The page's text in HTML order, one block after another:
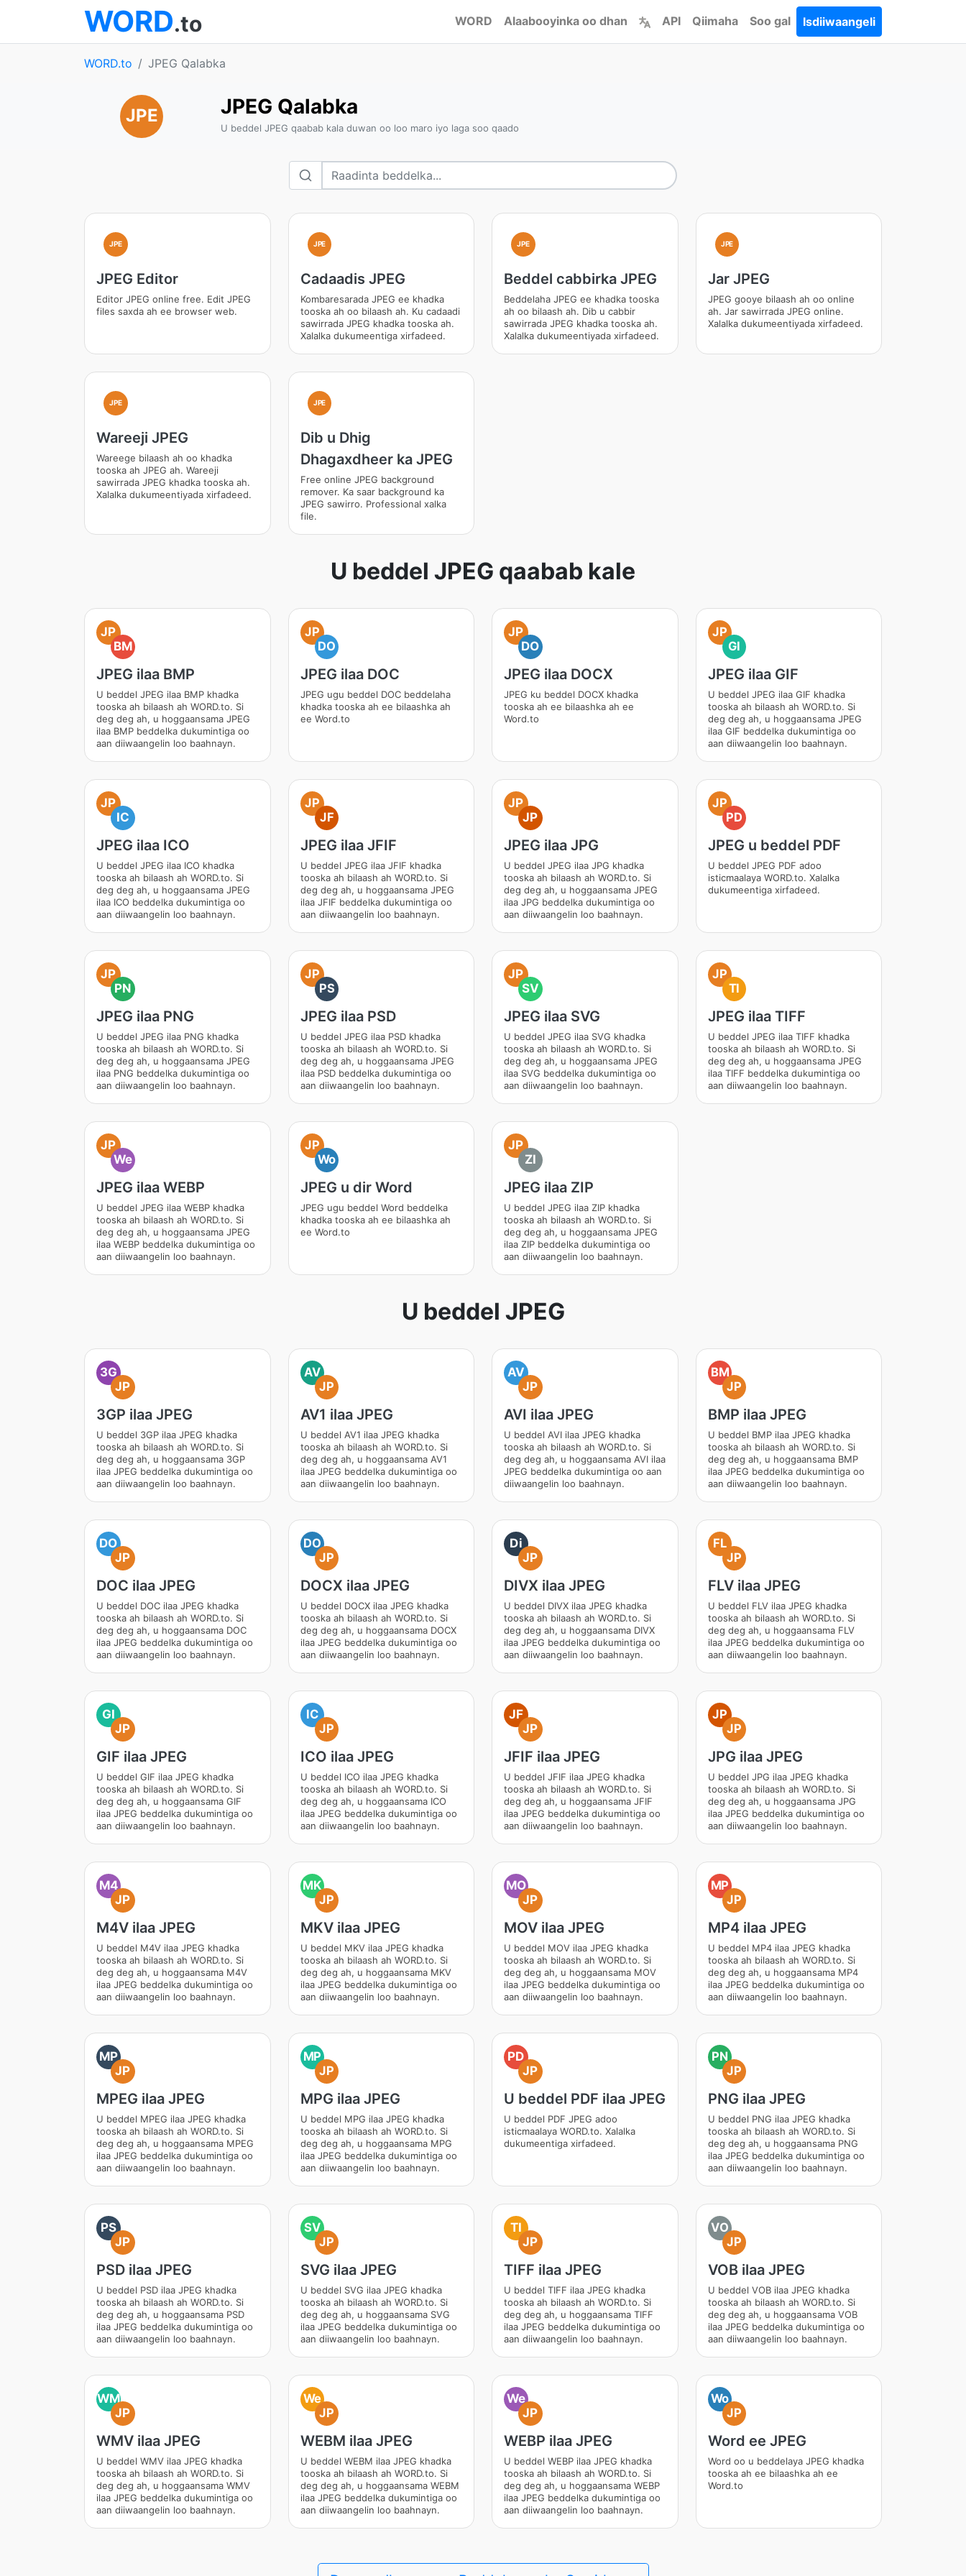
WORD.to WORD Alaabooyinka oo dhan API Qiimaha Soo gal Isdiiwaangeli
WORD.to JPEG Qalabka
JPE JPEG Qalabka
U beddel JPEG qaabab kala duwan oo loo maro iyo laga soo qaado
JPE
JPEG Editor
Editor JPEG online free. Edit JPEG
files saxda ah ee browser web.
JPE
Cadaadis JPEG
Kombaresarada JPEG ee khadka
tooska ah oo bilaash ah. Ku cadaadi
sawirrada JPEG khadka tooska ah.
Xalalka dukumeentiga xirfadeed.
JPE
Beddel cabbirka JPEG
Beddelaha JPEG ee khadka tooska
ah oo bilaash ah. Dib u cabbir
sawirrada JPEG khadka tooska ah.
Xalalka dukumeentiyada xirfadeed.
JPE
Jar JPEG
JPEG gooye bilaash ah oo online
ah. Jar sawirrada JPEG online.
Xalalka dukumeentiyada xirfadeed.
JPE
Wareeji JPEG
Wareege bilaash ah oo khadka
tooska ah JPEG ah. Wareeji
sawirrada JPEG khadka tooska ah.
Xalalka dukumeentiyada xirfadeed.
JPE
Dib u Dhig
Dhagaxdheer ka JPEG
Free online JPEG background
remover. Ka saar background ka
JPEG sawirro. Professional xalka
file.
U beddel JPEG qaabab kale
JP
BM
JPEG ilaa BMP
U beddel JPEG ilaa BMP khadka
tooska ah bilaash ah WORD.to. Si
deg deg ah, u hoggaansama JPEG
ilaa BMP beddelka dukumintiga oo
aan diiwaangelin loo baahnayn.
JP
DO
JPEG ilaa DOC
JPEG ugu beddel DOC beddelaha
khadka tooska ah ee bilaashka ah
ee Word.to
JP
DO
JPEG ilaa DOCX
JPEG ku beddel DOCX khadka
tooska ah ee bilaashka ah ee
Word.to
JP
GI
JPEG ilaa GIF
U beddel JPEG ilaa GIF khadka
tooska ah bilaash ah WORD.to. Si
deg deg ah, u hoggaansama JPEG
ilaa GIF beddelka dukumintiga oo
aan diiwaangelin loo baahnayn.
JP
IC
JPEG ilaa ICO
U beddel JPEG ilaa ICO khadka
tooska ah bilaash ah WORD.to. Si
deg deg ah, u hoggaansama JPEG
ilaa ICO beddelka dukumintiga oo
aan diiwaangelin loo baahnayn.
JP
JF
JPEG ilaa JFIF
U beddel JPEG ilaa JFIF khadka
tooska ah bilaash ah WORD.to. Si
deg deg ah, u hoggaansama JPEG
ilaa JFIF beddelka dukumintiga oo
aan diiwaangelin loo baahnayn.
JP
JP
JPEG ilaa JPG
U beddel JPEG ilaa JPG khadka
tooska ah bilaash ah WORD.to. Si
deg deg ah, u hoggaansama JPEG
ilaa JPG beddelka dukumintiga oo
aan diiwaangelin loo baahnayn.
JP
PD
JPEG u beddel PDF
U beddel JPEG PDF adoo
isticmaalaya WORD.to. Xalalka
dukumeentiga xirfadeed.
JP
PN
JPEG ilaa PNG
U beddel JPEG ilaa PNG khadka
tooska ah bilaash ah WORD.to. Si
deg deg ah, u hoggaansama JPEG
ilaa PNG beddelka dukumintiga oo
aan diiwaangelin loo baahnayn.
JP
PS
JPEG ilaa PSD
U beddel JPEG ilaa PSD khadka
tooska ah bilaash ah WORD.to. Si
deg deg ah, u hoggaansama JPEG
ilaa PSD beddelka dukumintiga oo
aan diiwaangelin loo baahnayn.
JP
SV
JPEG ilaa SVG
U beddel JPEG ilaa SVG khadka
tooska ah bilaash ah WORD.to. Si
deg deg ah, u hoggaansama JPEG
ilaa SVG beddelka dukumintiga oo
aan diiwaangelin loo baahnayn.
JP
TI
JPEG ilaa TIFF
U beddel JPEG ilaa TIFF khadka
tooska ah bilaash ah WORD.to. Si
deg deg ah, u hoggaansama JPEG
ilaa TIFF beddelka dukumintiga oo
aan diiwaangelin loo baahnayn.
JP
We
JPEG ilaa WEBP
U beddel JPEG ilaa WEBP khadka
tooska ah bilaash ah WORD.to. Si
deg deg ah, u hoggaansama JPEG
ilaa WEBP beddelka dukumintiga oo
aan diiwaangelin loo baahnayn.
JP
Wo
JPEG u dir Word
JPEG ugu beddel Word beddelka
khadka tooska ah ee bilaashka ah
ee Word.to
JP
ZI
JPEG ilaa ZIP
U beddel JPEG ilaa ZIP khadka
tooska ah bilaash ah WORD.to. Si
deg deg ah, u hoggaansama JPEG
ilaa ZIP beddelka dukumintiga oo
aan diiwaangelin loo baahnayn.
U beddel JPEG
3G
JP
3GP ilaa JPEG
U beddel 3GP ilaa JPEG khadka
tooska ah bilaash ah WORD.to. Si
deg deg ah, u hoggaansama 3GP
ilaa JPEG beddelka dukumintiga oo
aan diiwaangelin loo baahnayn.
AV
JP
AV1 ilaa JPEG
U beddel AV1 ilaa JPEG khadka
tooska ah bilaash ah WORD.to. Si
deg deg ah, u hoggaansama AV1
ilaa JPEG beddelka dukumintiga oo
aan diiwaangelin loo baahnayn.
AV
JP
AVI ilaa JPEG
U beddel AVI ilaa JPEG khadka
tooska ah bilaash ah WORD.to. Si
deg deg ah, u hoggaansama AVI ilaa
JPEG beddelka dukumintiga oo aan
diiwaangelin loo baahnayn.
BM
JP
BMP ilaa JPEG
U beddel BMP ilaa JPEG khadka
tooska ah bilaash ah WORD.to. Si
deg deg ah, u hoggaansama BMP
ilaa JPEG beddelka dukumintiga oo
aan diiwaangelin loo baahnayn.
DO
JP
DOC ilaa JPEG
U beddel DOC ilaa JPEG khadka
tooska ah bilaash ah WORD.to. Si
deg deg ah, u hoggaansama DOC
ilaa JPEG beddelka dukumintiga oo
aan diiwaangelin loo baahnayn.
DO
JP
DOCX ilaa JPEG
U beddel DOCX ilaa JPEG khadka
tooska ah bilaash ah WORD.to. Si
deg deg ah, u hoggaansama DOCX
ilaa JPEG beddelka dukumintiga oo
aan diiwaangelin loo baahnayn.
Di
JP
DIVX ilaa JPEG
U beddel DIVX ilaa JPEG khadka
tooska ah bilaash ah WORD.to. Si
deg deg ah, u hoggaansama DIVX
ilaa JPEG beddelka dukumintiga oo
aan diiwaangelin loo baahnayn.
FL
JP
FLV ilaa JPEG
U beddel FLV ilaa JPEG khadka
tooska ah bilaash ah WORD.to. Si
deg deg ah, u hoggaansama FLV
ilaa JPEG beddelka dukumintiga oo
aan diiwaangelin loo baahnayn.
GI
JP
GIF ilaa JPEG
U beddel GIF ilaa JPEG khadka
tooska ah bilaash ah WORD.to. Si
deg deg ah, u hoggaansama GIF
ilaa JPEG beddelka dukumintiga oo
aan diiwaangelin loo baahnayn.
IC
JP
ICO ilaa JPEG
U beddel ICO ilaa JPEG khadka
tooska ah bilaash ah WORD.to. Si
deg deg ah, u hoggaansama ICO
ilaa JPEG beddelka dukumintiga oo
aan diiwaangelin loo baahnayn.
JF
JP
JFIF ilaa JPEG
U beddel JFIF ilaa JPEG khadka
tooska ah bilaash ah WORD.to. Si
deg deg ah, u hoggaansama JFIF
ilaa JPEG beddelka dukumintiga oo
aan diiwaangelin loo baahnayn.
JP
JP
JPG ilaa JPEG
U beddel JPG ilaa JPEG khadka
tooska ah bilaash ah WORD.to. Si
deg deg ah, u hoggaansama JPG
ilaa JPEG beddelka dukumintiga oo
aan diiwaangelin loo baahnayn.
M4
JP
M4V ilaa JPEG
U beddel M4V ilaa JPEG khadka
tooska ah bilaash ah WORD.to. Si
deg deg ah, u hoggaansama M4V
ilaa JPEG beddelka dukumintiga oo
aan diiwaangelin loo baahnayn.
MK
JP
MKV ilaa JPEG
U beddel MKV ilaa JPEG khadka
tooska ah bilaash ah WORD.to. Si
deg deg ah, u hoggaansama MKV
ilaa JPEG beddelka dukumintiga oo
aan diiwaangelin loo baahnayn.
MO
JP
MOV ilaa JPEG
U beddel MOV ilaa JPEG khadka
tooska ah bilaash ah WORD.to. Si
deg deg ah, u hoggaansama MOV
ilaa JPEG beddelka dukumintiga oo
aan diiwaangelin loo baahnayn.
MP
JP
MP4 ilaa JPEG
U beddel MP4 ilaa JPEG khadka
tooska ah bilaash ah WORD.to. Si
deg deg ah, u hoggaansama MP4
ilaa JPEG beddelka dukumintiga oo
aan diiwaangelin loo baahnayn.
MP
JP
MPEG ilaa JPEG
U beddel MPEG ilaa JPEG khadka
tooska ah bilaash ah WORD.to. Si
deg deg ah, u hoggaansama MPEG
ilaa JPEG beddelka dukumintiga oo
aan diiwaangelin loo baahnayn.
MP
JP
MPG ilaa JPEG
U beddel MPG ilaa JPEG khadka
tooska ah bilaash ah WORD.to. Si
deg deg ah, u hoggaansama MPG
ilaa JPEG beddelka dukumintiga oo
aan diiwaangelin loo baahnayn.
PD
JP
U beddel PDF ilaa JPEG
U beddel PDF JPEG adoo
isticmaalaya WORD.to. Xalalka
dukumeentiga xirfadeed.
PN
JP
PNG ilaa JPEG
U beddel PNG ilaa JPEG khadka
tooska ah bilaash ah WORD.to. Si
deg deg ah, u hoggaansama PNG
ilaa JPEG beddelka dukumintiga oo
aan diiwaangelin loo baahnayn.
PS
JP
PSD ilaa JPEG
U beddel PSD ilaa JPEG khadka
tooska ah bilaash ah WORD.to. Si
deg deg ah, u hoggaansama PSD
ilaa JPEG beddelka dukumintiga oo
aan diiwaangelin loo baahnayn.
SV
JP
SVG ilaa JPEG
U beddel SVG ilaa JPEG khadka
tooska ah bilaash ah WORD.to. Si
deg deg ah, u hoggaansama SVG
ilaa JPEG beddelka dukumintiga oo
aan diiwaangelin loo baahnayn.
TI
JP
TIFF ilaa JPEG
U beddel TIFF ilaa JPEG khadka
tooska ah bilaash ah WORD.to. Si
deg deg ah, u hoggaansama TIFF
ilaa JPEG beddelka dukumintiga oo
aan diiwaangelin loo baahnayn.
VO
JP
VOB ilaa JPEG
U beddel VOB ilaa JPEG khadka
tooska ah bilaash ah WORD.to. Si
deg deg ah, u hoggaansama VOB
ilaa JPEG beddelka dukumintiga oo
aan diiwaangelin loo baahnayn.
WM
JP
WMV ilaa JPEG
U beddel WMV ilaa JPEG khadka
tooska ah bilaash ah WORD.to. Si
deg deg ah, u hoggaansama WMV
ilaa JPEG beddelka dukumintiga oo
aan diiwaangelin loo baahnayn.
We
JP
WEBM ilaa JPEG
U beddel WEBM ilaa JPEG khadka
tooska ah bilaash ah WORD.to. Si
deg deg ah, u hoggaansama WEBM
ilaa JPEG beddelka dukumintiga oo
aan diiwaangelin loo baahnayn.
We
JP
WEBP ilaa JPEG
U beddel WEBP ilaa JPEG khadka
tooska ah bilaash ah WORD.to. Si
deg deg ah, u hoggaansama WEBP
ilaa JPEG beddelka dukumintiga oo
aan diiwaangelin loo baahnayn.
Wo
JP
Word ee JPEG
Word oo u beddelaya JPEG khadka
tooska ah ee bilaashka ah ee
Word.to